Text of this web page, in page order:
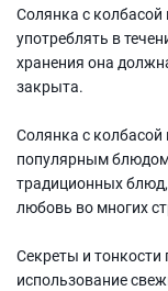
Солянка с
употреблять в
хранения она
закрыта.
Солянка с
популярным блюдом
традиционных блюд,
любовь во многих
Секреты и
использование